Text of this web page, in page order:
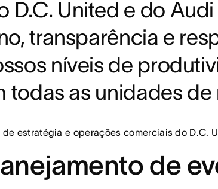
D.C. United e do
transparência e
níveis de
todas as unidades
estratégia e operações comerciais do D.C.
de